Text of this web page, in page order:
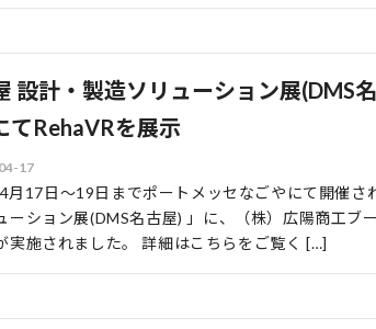
設計・製造ソリューション展(DMS
てRehaVRを展示
17
月17日〜19日までポートメッセなごやにて開催さ
ーション展(DMS名古屋) 」に、（株）広陽商工ブ
実施されました。 詳細はこちらをご覧く […]